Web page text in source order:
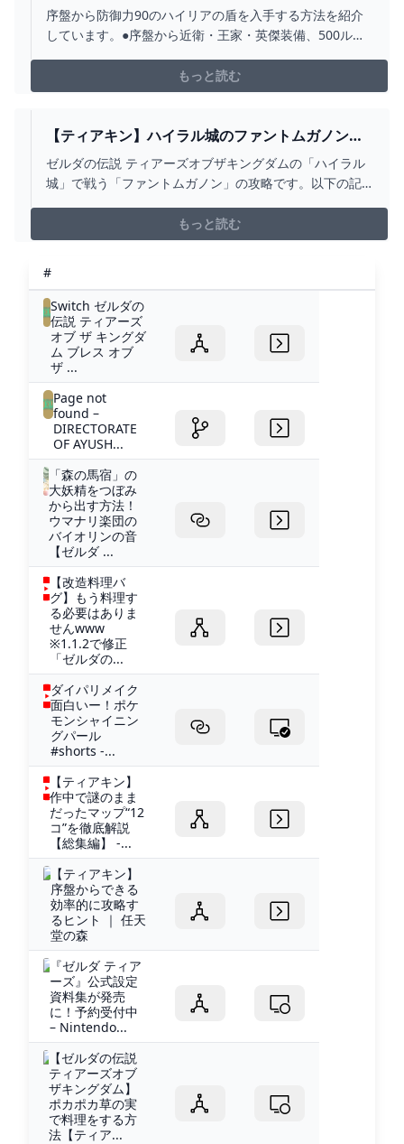
ラル城 攻略 ゼルダの伝説 ティアーズ オブ ザ
キングダム ティアキン - YOUTUBE
序盤から防御力90のハイリアの盾を入手する方法を紹介
しています。●序盤から近衛・王家・英傑装備、500ルピ
新式・英傑の服 近衛兵装備 黄昏の弓
https://youtu.be/AAi_VVE3TDk●序盤から「何回でも取れ
もっと読む
【ティアキン】ハイラル城のファントムガノンの
攻略法【ゼルダの伝説】 - YOUTUBE
ゼルダの伝説 ティアーズオブザキングダムの「ハイラル
城」で戦う「ファントムガノン」の攻略です。以下の記
https://gamepedia.jp/zelda-totk/archives/9602
もっと読む
#
Switch ゼルダの
伝説 ティアーズ
オブ ザ キングダ
ム ブレス オブ
ザ ...
Page not
found –
DIRECTORATE
OF AYUSH...
「森の馬宿」の
大妖精をつぼみ
から出す方法！
ウマナリ楽団の
バイオリンの音
【ゼルダ ...
【改造料理バ
グ】もう料理す
る必要はありま
せんwww
※1.1.2で修正
「ゼルダの...
ダイパリメイク
面白いー！ポケ
モンシャイニン
グパール
#shorts -...
【ティアキン】
作中で謎のまま
だったマップ“12
コ”を徹底解説
【総集編】 -...
【ティアキン】
序盤からできる
効率的に攻略す
るヒント ｜ 任天
堂の森
『ゼルダ ティア
ーズ』公式設定
資料集が発売
に！予約受付中
– Nintendo...
【ゼルダの伝説
ティアーズオブ
ザキングダム】
ポカポカ草の実
で料理をする方
法【ティア...